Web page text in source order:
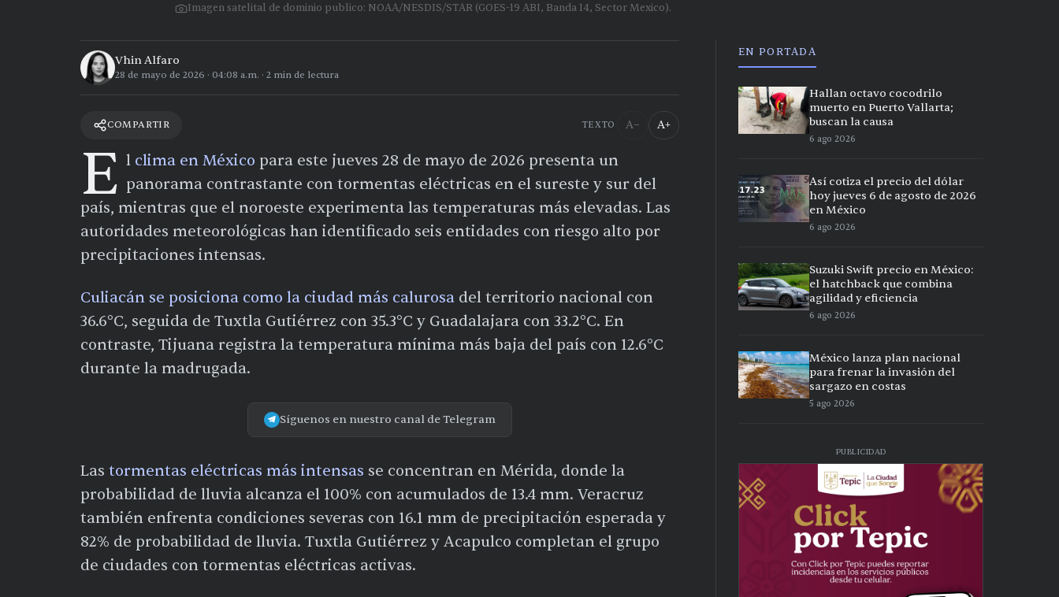
Imagen satelital de dominio publico: NOAA/NESDIS/STAR (GOES-19 ABI, Banda 14, Sector Mexico).
Vhin Alfaro
28 de mayo de 2026 · 04:08 a.m. · 2 min de lectura
COMPARTIR TEXTO A− A+
E l clima en México para este jueves 28 de mayo de 2026 presenta un
panorama contrastante con tormentas eléctricas en el sureste y sur del
país, mientras que el noroeste experimenta las temperaturas más elevadas. Las
autoridades meteorológicas han identificado seis entidades con riesgo alto por
precipitaciones intensas.
Culiacán se posiciona como la ciudad más calurosa del territorio nacional con
36.6°C, seguida de Tuxtla Gutiérrez con 35.3°C y Guadalajara con 33.2°C. En
contraste, Tijuana registra la temperatura mínima más baja del país con 12.6°C
durante la madrugada.
Síguenos en nuestro canal de Telegram
Las tormentas eléctricas más intensas se concentran en Mérida, donde la
probabilidad de lluvia alcanza el 100% con acumulados de 13.4 mm. Veracruz
también enfrenta condiciones severas con 16.1 mm de precipitación esperada y
82% de probabilidad de lluvia. Tuxtla Gutiérrez y Acapulco completan el grupo
de ciudades con tormentas eléctricas activas.
EN PORTADA
Hallan octavo cocodrilo
muerto en Puerto Vallarta;
buscan la causa
6 ago 2026
Así cotiza el precio del dólar
hoy jueves 6 de agosto de 2026
en México
6 ago 2026
Suzuki Swift precio en México:
el hatchback que combina
agilidad y eficiencia
6 ago 2026
México lanza plan nacional
para frenar la invasión del
sargazo en costas
5 ago 2026
PUBLICIDAD